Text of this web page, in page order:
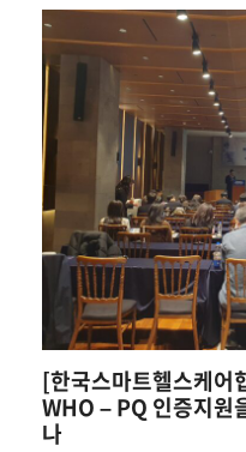
[한국스마트헬스케어
WHO – PQ 인증지원
나